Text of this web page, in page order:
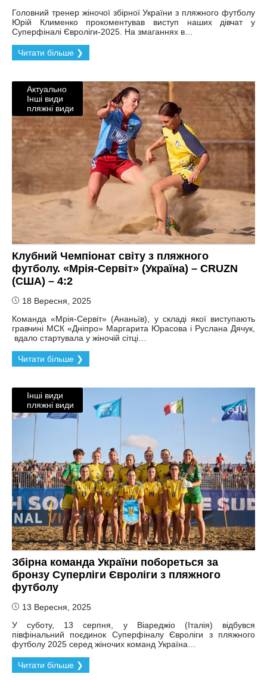
Головний тренер жіночої збірної України з пляжного футболу
Юрій Клименко прокоментував виступ наших дівчат у
Суперфіналі Євроліги-2025. На змаганнях в…
Читати більше ❯
Актуально
Інші види
пляжні види
Клубний Чемпіонат світу з пляжного
футболу. «Мрія-Сервіт» (Україна) – CRUZN
(США) – 4:2
18 Вересня, 2025
Команда «Мрія-Сервіт» (Ананьїв), у складі якої виступають
гравчині МСК «Дніпро» Маргарита Юрасова і Руслана Дячук,
вдало стартувала у жіночій сітці…
Читати більше ❯
Інші види
пляжні види
Збірна команда України побореться за
бронзу Суперліги Євроліги з пляжного
футболу
13 Вересня, 2025
У суботу, 13 серпня, у Віареджіо (Італія) відбувся
півфінальний поєдинок Суперфіналу Євроліги з пляжного
футболу 2025 серед жіночих команд Україна…
Читати більше ❯